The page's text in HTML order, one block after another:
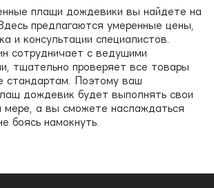
плащи дождевики вы найдете на
предлагаются умеренные цены,
и консультации специалистов.
сотрудничает с ведущими
тщательно проверяет все товары
стандартам. Поэтому ваш
дождевик будет выполнять свои
мере, а вы сможете наслаждаться
боясь намокнуть.